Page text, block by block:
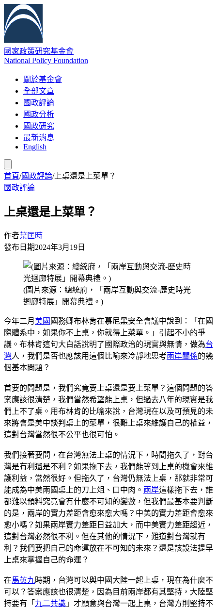
國家政策研究基金會
National Policy Foundation
關於基金會
全部文章
國政評論
國政分析
國政研究
最新消息
English
首頁/國政評論/上桌還是上菜單？
國政評論
上桌還是上菜單？
作者葉匡時
發布日期2024年3月19日
(圖片來源：總統府，「兩岸互動與交流-歷史時光
迴廊特展」開幕典禮。)
今年二月 美國 國務卿布林肯在慕尼黑安全會議中說到：「在國
際體系中，如果你不上桌，你就得上菜單。」引起不小的爭
議。布林肯這句大白話說明了國際政治的現實與無情，做為台
灣人，我們是否也應該用這個比喻來冷靜地思考兩岸關係的幾
個基本問題？
首要的問題是，我們究竟要上桌還是要上菜單？這個問題的答
案應該很清楚，我們當然希望能上桌，但過去八年的現實是我
們上不了桌。用布林肯的比喻來說，台灣現在以及可預見的未
來將會是美中談判桌上的菜單，很難上桌來維護自己的權益，
這對台灣當然很不公平也很可怕。
我們接著要問，在台灣無法上桌的情況下，時間拖久了，對台
灣是有利還是不利？如果拖下去，我們能等到上桌的機會來維
護利益，當然很好。但拖久了，台灣仍無法上桌，那就非常可
能成為中美兩國桌上的刀上俎、口中肉。 兩岸這樣拖下去，誰
都難以預料究竟會有什麼不可知的變數，但我們最基本要判斷
的是，兩岸的實力差距會愈來愈大嗎？中美的實力差距會愈來
愈小嗎？如果兩岸實力差距日益加大，而中美實力差距趨近，
這對台灣必然很不利。但在其他的情況下，難道對台灣就有
利？我們要把自己的命運放在不可知的未來？還是該設法提早
上桌來掌握自己的命運？
在馬英九時期，台灣可以與中國大陸一起上桌，現在為什麼不
可以？答案應該也很清楚，因為目前兩岸都有其堅持，大陸堅
持要有「 九二共識 」才願意與台灣一起上桌，台灣方則堅持不